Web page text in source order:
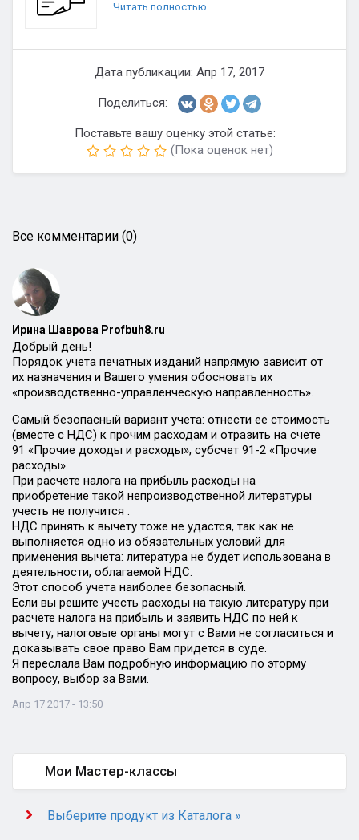
Читать полностью
Дата публикации: Апр 17, 2017
Поделиться:
Поставьте вашу оценку этой статье:
(Пока оценок нет)
Все комментарии (0)
Ирина Шаврова Profbuh8.ru
Добрый день!
Порядок учета печатных изданий напрямую зависит от
их назначения и Вашего умения обосновать их
«производственно-управленческую направленность».
Самый безопасный вариант учета: отнести ее стоимость
(вместе с НДС) к прочим расходам и отразить на счете
91 «Прочие доходы и расходы», субсчет 91-2 «Прочие
расходы».
При расчете налога на прибыль расходы на
приобретение такой непроизводственной литературы
учесть не получится .
НДС принять к вычету тоже не удастся, так как не
выполняется одно из обязательных условий для
применения вычета: литература не будет использована в
деятельности, облагаемой НДС.
Этот способ учета наиболее безопасный.
Если вы решите учесть расходы на такую литературу при
расчете налога на прибыль и заявить НДС по ней к
вычету, налоговые органы могут с Вами не согласиться и
доказывать свое право Вам придется в суде.
Я переслала Вам подробную информацию по эторму
вопросу, выбор за Вами.
Апр 17 2017 - 13:50
Мои Мастер-классы
Выберите продукт из Каталога »